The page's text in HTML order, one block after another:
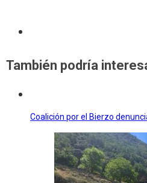
También podría
Coalición por el Bierzo